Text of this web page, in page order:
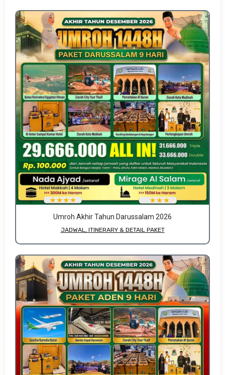
Umroh Akhir Tahun Darussalam 2026
JADWAL, ITINERARY & DETAIL PAKET